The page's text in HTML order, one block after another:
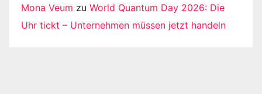
Mona Veum zu World Quantum Day 2026: Die
Uhr tickt – Unternehmen müssen jetzt handeln